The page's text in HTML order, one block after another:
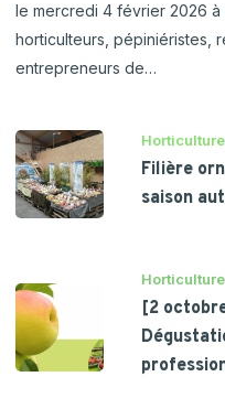
le mercredi 4 février 2026
horticulteurs, pépiniéristes,
entrepreneurs de…
Filière
saison
[2